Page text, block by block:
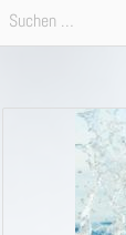
Suchen